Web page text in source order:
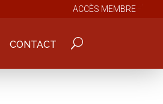
ACCÈS MEMBRE
CONTACT